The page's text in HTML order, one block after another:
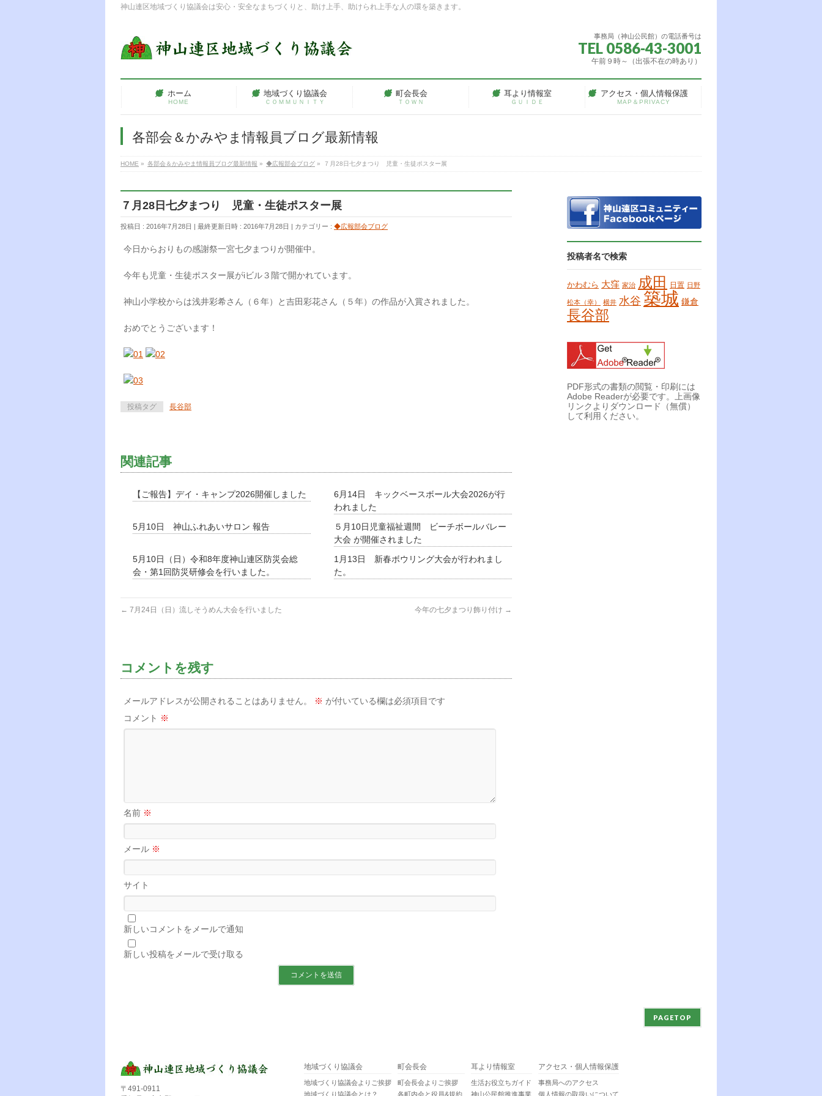
神山連区地域づくり協議会は安心・安全なまちづくりと、助け上手、助けられ上手な人の環を築きます。
事務局（神山公民館）の電話番号は
TEL 0586-43-3001
午前９時～（出張不在の時あり）
ホーム
HOME
地域づくり協議会
ＣＯＭＭＵＮＩＴＹ
町会長会
ＴＯＷＮ
耳より情報室
ＧＵＩＤＥ
アクセス・個人情報保護
MAP＆PRIVACY
各部会＆かみやま情報員ブログ最新情報
HOME » 各部会＆かみやま情報員ブログ最新情報 » ◆広報部会ブログ » ７月28日七夕まつり 児童・生徒ポスター展
７月28日七夕まつり 児童・生徒ポスター展
投稿日 : 2016年7月28日 最終更新日時 : 2016年7月28日 カテゴリー : ◆広報部会ブログ
今日からおりもの感謝祭一宮七夕まつりが開催中。
今年も児童・生徒ポスター展がiビル３階で開かれています。
神山小学校からは浅井彩希さん（６年）と吉田彩花さん（５年）の作品が入賞されました。
おめでとうございます！
投稿タグ 長谷部
関連記事
【ご報告】デイ・キャンプ2026開催しました
6月14日 キックベースボール大会2026が行
われました
5月10日 神山ふれあいサロン 報告
５月10日児童福祉週間 ビーチボールバレー
大会 が開催されました
5月10日（日）令和8年度神山連区防災会総
会・第1回防災研修会を行いました。
1月13日 新春ボウリング大会が行われまし
た。
← 7月24日（日）流しそうめん大会を行いました 今年の七夕まつり飾り付け →
コメントを残す
メールアドレスが公開されることはありません。 ※ が付いている欄は必須項目です
コメント ※
名前 ※
メール ※
サイト
新しいコメントをメールで通知
新しい投稿をメールで受け取る
投稿者名で検索
かわむら 大窪 家治 成田 日置 日野
松本（幸） 横井 水谷 築城 鎌倉
長谷部
PDF形式の書類の閲覧・印刷には
Adobe Readerが必要です。上画像
リンクよりダウンロード（無償）
して利用ください。
PAGETOP
〒491-0911
地域づくり協議会
地域づくり協議会よりご挨拶
地域づくり協議会とは？
町会長会
町会長会よりご挨拶
各町内会と役員&規約
耳より情報室
生活お役立ちガイド
神山公民館推進事業
アクセス・個人情報保護
事務局へのアクセス
個人情報の取扱いについて